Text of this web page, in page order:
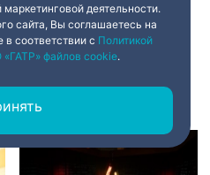
В Старой Ладоге археологи
нашли крест XI века и
боевой топор – главные
трофеи экспедиции
Нательный крест возрастом более
тысячи лет и боевой топор – вот
экспедиции в Старой Ладоге в
8 августа 2026
деятельности.
сайта, Вы соглашаетесь на
соответствии с Политикой
«ГАТР» файлов cookie.